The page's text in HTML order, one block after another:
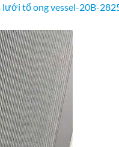
lưới tổ ong vessel-20B-